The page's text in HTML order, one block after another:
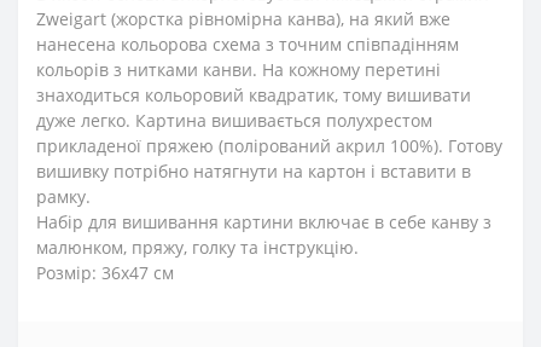
Zweigart (жорстка рівномірна канва), на який вже
нанесена кольорова схема з точним співпадінням
кольорів з нитками канви. На кожному перетині
знаходиться кольоровий квадратик, тому вишивати
дуже легко. Картина вишивається полухрестом
прикладеної пряжею (полірований акрил 100%). Готову
вишивку потрібно натягнути на картон і вставити в
рамку.
Набір для вишивання картини включає в себе канву з
малюнком, пряжу, голку та інструкцію.
Розмір: 36x47 см